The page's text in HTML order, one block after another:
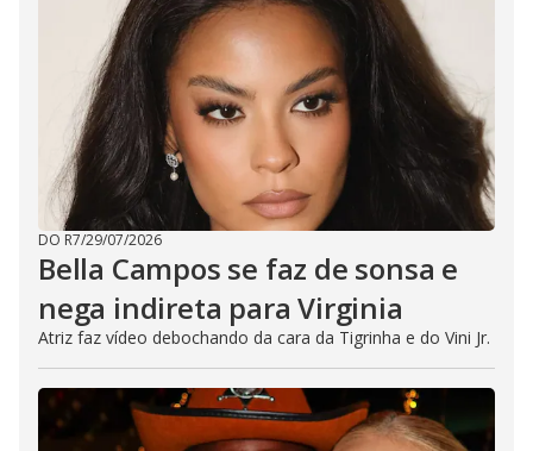
DO R7/29/07/2026
Bella Campos se faz de sonsa e
nega indireta para Virginia
Atriz faz vídeo debochando da cara da Tigrinha e do Vini Jr.